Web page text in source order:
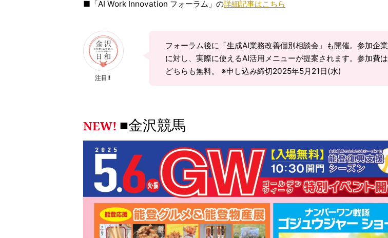
■「AI Work Innovation フォーラム」の詳細記事はこちら
注目!!
フォーラム後に「生成AI業務改善個別相談会」も開催。参加企業
に対し、実際に使えるAI活用メニューが提案されます。参加費は
どちらも無料。 ※申し込み締切2025年5月21日(水)
NEW! ■金沢競馬